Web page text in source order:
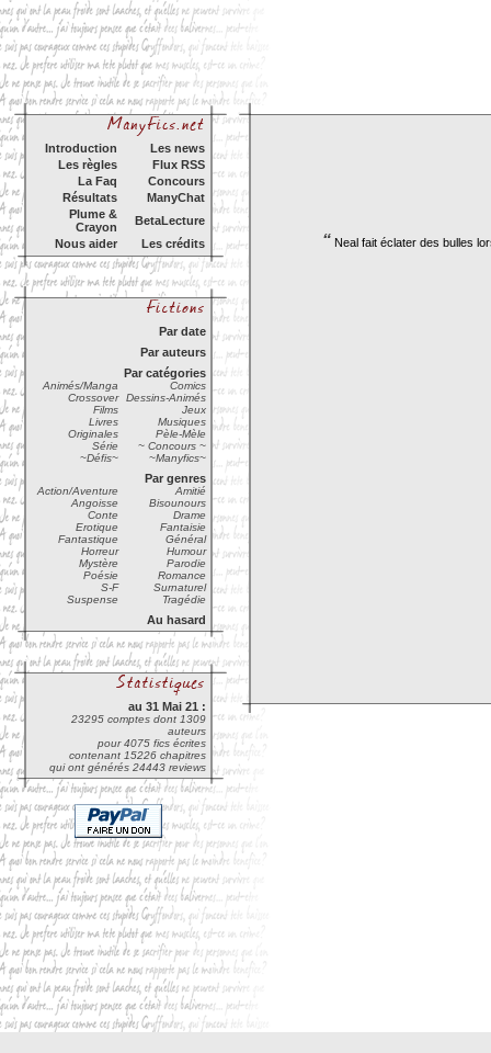
Introduction
Les news
Les règles
Flux RSS
La Faq
Concours
Résultats
ManyChat
Plume &
Crayon
BetaLecture
Nous aider
Les crédits
Par date
Par auteurs
Par catégories
Animés/Manga
Comics
Crossover
Dessins-Animés
Films
Jeux
Livres
Musiques
Originales
Pèle-Mèle
Série
~ Concours ~
~Défis~
~Manyfics~
Par genres
Action/Aventure
Amitié
Angoisse
Bisounours
Conte
Drame
Erotique
Fantaisie
Fantastique
Général
Horreur
Humour
Mystère
Parodie
Poésie
Romance
S-F
Surnaturel
Suspense
Tragédie
Au hasard
au 31 Mai 21 :
23295 comptes dont 1309
auteurs
pour 4075 fics écrites
contenant 15226 chapitres
qui ont générés 24443 reviews
“ Neal fait éclater des bulles